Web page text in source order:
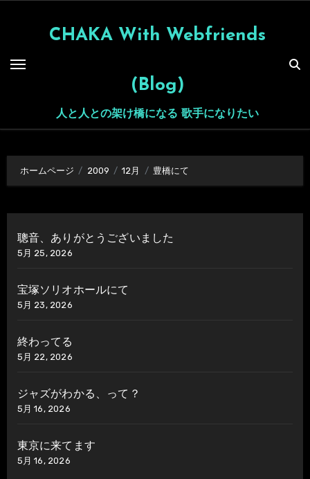
CHAKA With Webfriends
(Blog)
人と人との架け橋になる 歌手になりたい
ホームページ 2009 12月 豊橋にて
聰音、ありがとうございました
5月 25, 2026
宝塚ソリオホールにて
5月 23, 2026
終わってる
5月 22, 2026
ジャズがわかる、って？
5月 16, 2026
東京に来てます
5月 16, 2026